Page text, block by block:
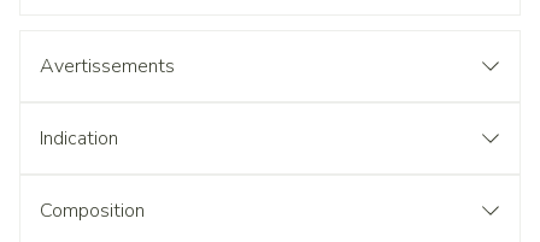
Avertissements
Indication
Composition